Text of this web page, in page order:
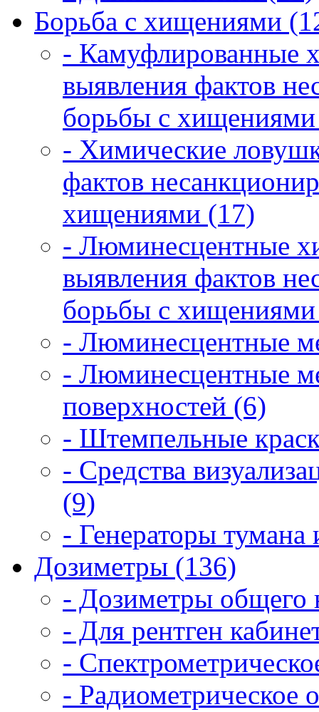
Борьба с хищениями
- Камуфлированные
выявления фактов
борьбы с
- Химические
фактов
хищениями (17)
- Люминесцентные
выявления фактов
борьбы с
- Люминесцентные
- Люминесцентные
поверхностей (6)
- Штемпельные
- Средства
(9)
- Генераторы
Дозиметры (136)
- Дозиметры общего
- Для рентген
-
- Радиометрическое